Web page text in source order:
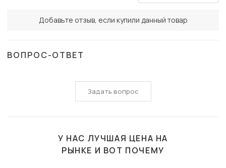
Добавьте отзыв, если купили данный товар
ВОПРОС-ОТВЕТ
Задать вопрос
У НАС ЛУЧШАЯ ЦЕНА НА
РЫНКЕ И ВОТ ПОЧЕМУ